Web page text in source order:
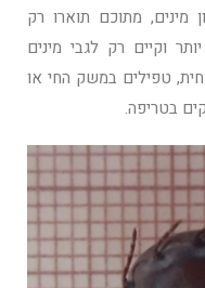
מינים, מתוכם תוארו רק
וקיים רק לגבי מינים
טפילים במשק החי או
בטריפה.